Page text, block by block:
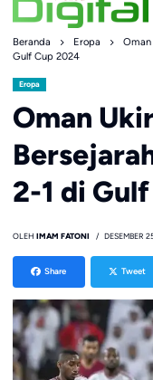
Beranda Eropa
Oman
Gulf Cup 2024
Eropa
Oman
2-1 di
OLEH IMAM FATONI DESEMBER
Share Tweet